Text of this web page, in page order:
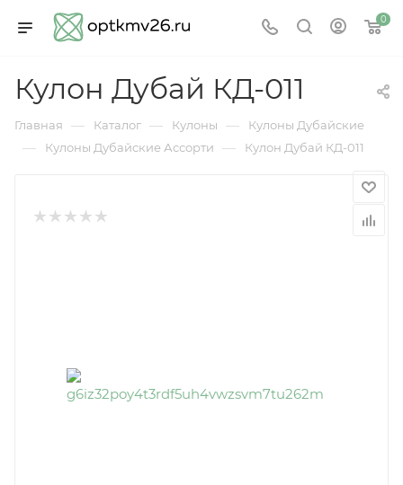
0
Кулон Дубай КД-011
Главная — Каталог — Кулоны — Кулоны Дубайские
— Кулоны Дубайские Ассорти — Кулон Дубай КД-011